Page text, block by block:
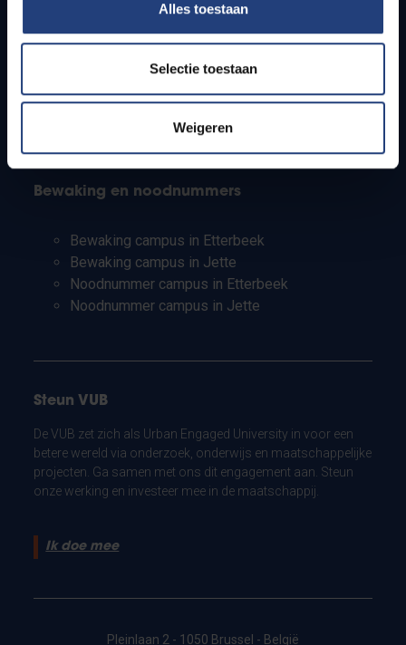
Alles toestaan
Selectie toestaan
Weigeren
Studenten
PhD-studenten
Leerkrachten en secundaire scholen
Bewaking en noodnummers
Bewaking campus in Etterbeek
Bewaking campus in Jette
Noodnummer campus in Etterbeek
Noodnummer campus in Jette
Steun VUB
De VUB zet zich als Urban Engaged University in voor een
betere wereld via onderzoek, onderwijs en maatschappelijke
projecten. Ga samen met ons dit engagement aan. Steun
onze werking en investeer mee in de maatschappij.
Ik doe mee
Pleinlaan 2 - 1050 Brussel - België